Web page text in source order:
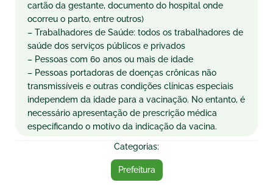
cartão da gestante, documento do hospital onde
ocorreu o parto, entre outros)
– Trabalhadores de Saúde: todos os trabalhadores de
saúde dos serviços públicos e privados
– Pessoas com 60 anos ou mais de idade
– Pessoas portadoras de doenças crônicas não
transmissíveis e outras condições clínicas especiais
independem da idade para a vacinação. No entanto, é
necessário apresentação de prescrição médica
especificando o motivo da indicação da vacina.
Categorias:
Prefeitura